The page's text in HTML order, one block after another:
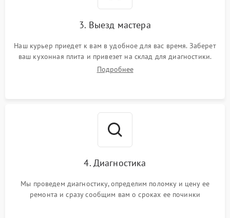
3. Выезд мастера
Наш курьер приедет к вам в удобное для вас время. Заберет
ваш кухонная плита и привезет на склад для диагностики.
Подробнее
4. Диагностика
Мы проведем диагностику, определим поломку и цену ее
ремонта и сразу сообщим вам о сроках ее починки